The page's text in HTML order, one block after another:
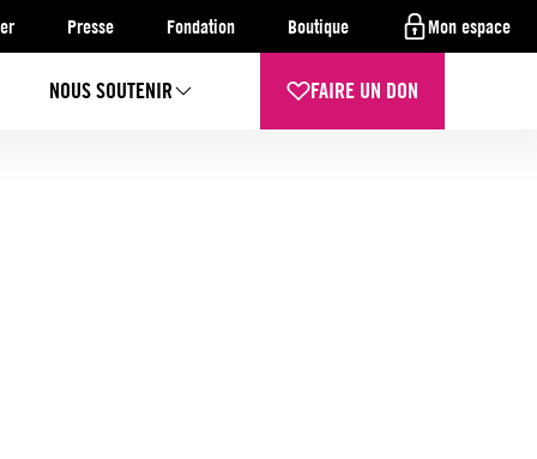
Presse Fondation Boutique Mon espace
NOUS SOUTENIR FAIRE UN DON